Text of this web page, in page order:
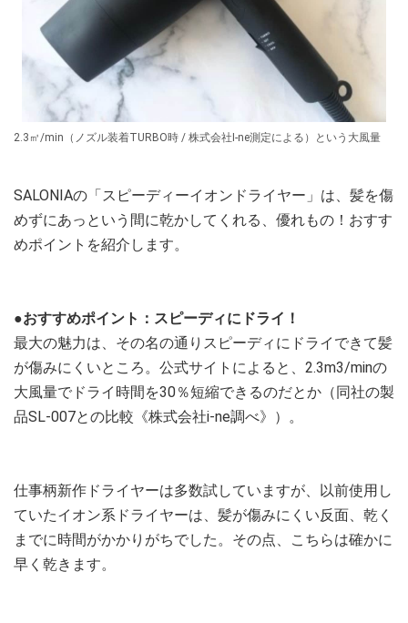
2.3㎥/min（ノズル装着TURBO時 / 株式会社I-ne測定による）という大風量
SALONIAの「スピーディーイオンドライヤー」は、髪を傷
めずにあっという間に乾かしてくれる、優れもの！おすす
めポイントを紹介します。
●おすすめポイント：スピーディにドライ！
最大の魅力は、その名の通りスピーディにドライできて髪
が傷みにくいところ。公式サイトによると、2.3m3/minの
大風量でドライ時間を30％短縮できるのだとか（同社の製
品SL-007との比較《株式会社i-ne調べ》）。
仕事柄新作ドライヤーは多数試していますが、以前使用し
ていたイオン系ドライヤーは、髪が傷みにくい反面、乾く
までに時間がかかりがちでした。その点、こちらは確かに
早く乾きます。